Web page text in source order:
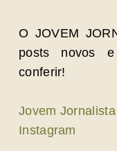
O JOVEM
posts novos
conferir!
Jovem Jornalista
Instagram